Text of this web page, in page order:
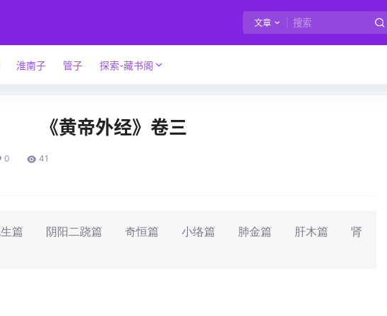
文章
淮南子 管子 探索-藏书阁
《黄帝外经》卷三
0 41
生篇 阴阳二跷篇 奇恒篇 小络篇 肺金篇 肝木篇 肾